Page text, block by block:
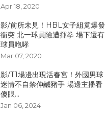
Apr 18, 2020
影/前所未見！HBL女子組竟爆發
衝突 北一球員險遭揮拳 場下還有
球員咆哮
Mar 07, 2020
影/T1場邊出現活春宮！外國男球
迷情不自禁伸鹹豬手 場邊主播看
傻眼...
Jan 06, 2024